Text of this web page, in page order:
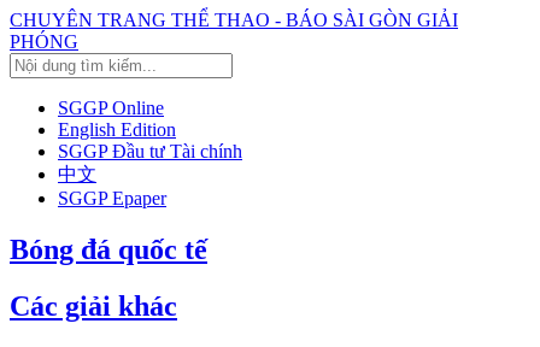
CHUYÊN TRANG THỂ THAO - BÁO SÀI GÒN GIẢI
PHÓNG
SGGP Online
English Edition
SGGP Đầu tư Tài chính
中文
SGGP Epaper
Bóng đá quốc tế
Các giải khác